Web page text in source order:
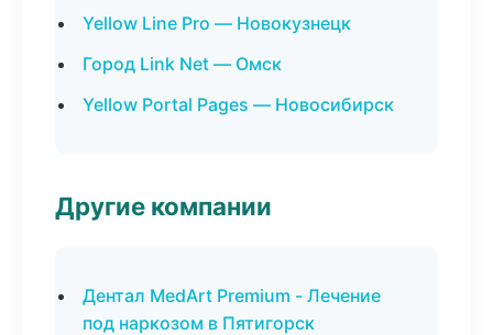
Yellow Line Pro — Новокузнецк
Город Link Net — Омск
Yellow Portal Pages — Новосибирск
Другие компании
Дентал MedArt Premium - Лечение
под наркозом в Пятигорск